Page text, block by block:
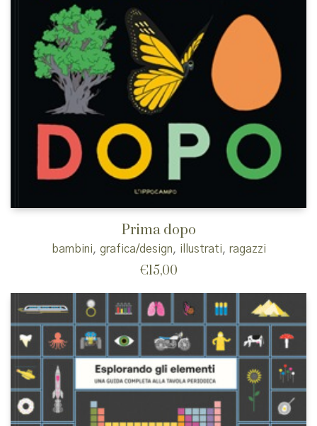
Prima dopo
bambini, grafica/design, illustrati, ragazzi
€15,00